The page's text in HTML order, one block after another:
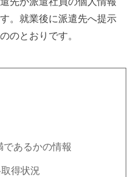
。就業後に派遣先へ提示
のとおりです。
あるかの情報
得状況